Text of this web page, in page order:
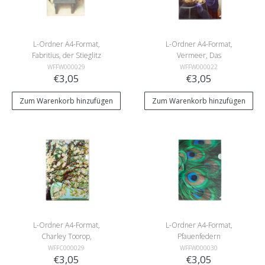
L-Ordner A4-Format,
Fabritius, der Stieglitz
WFFW000029
€3,05
Zum Warenkorb hinzufügen
L-Ordner A4-Format,
Vermeer, Das
Milchmädchen
WFFW000022
€3,05
Zum Warenkorb hinzufügen
L-Ordner A4-Format,
Charley Toorop,
Beemsterblüte
WFFC000029
€3,05
L-Ordner A4-Format,
Pfauenfedern
WFFW000030
€3,05